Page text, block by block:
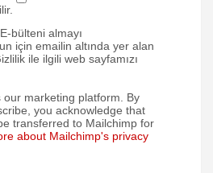
bülteni almayı
için emailin altında yer alan
ile ilgili web sayfamızı
marketing platform. By
you acknowledge that
transferred to Mailchimp for
about Mailchimp's privacy